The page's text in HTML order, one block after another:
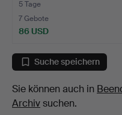
5 Tage
7 Gebote
86 USD
Suche speichern
Sie können auch in
Archivsuchen.